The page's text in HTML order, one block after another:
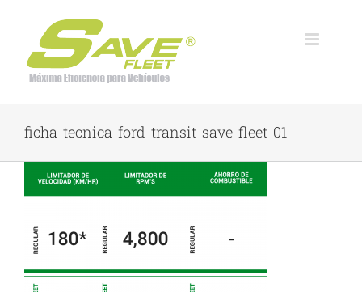
content
ficha-tecnica-ford-transit-save-fleet-01